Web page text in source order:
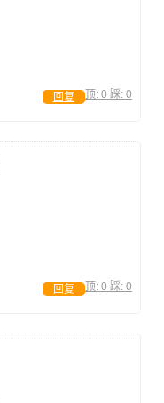
顶: 0 踩: 0
回复
顶: 0 踩: 0
回复